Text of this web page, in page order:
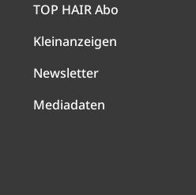
TOP HAIR Abo
Kleinanzeigen
Newsletter
Mediadaten